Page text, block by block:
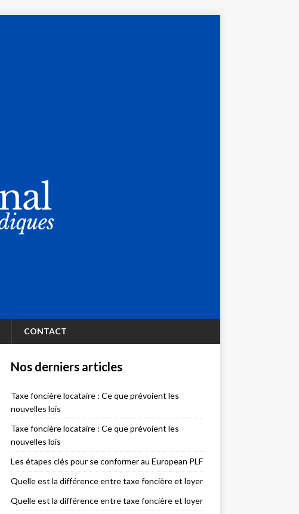
CONTACT
Nos derniers articles
Taxe foncière locataire : Ce que prévoient les
nouvelles lois
Taxe foncière locataire : Ce que prévoient les
nouvelles lois
Les étapes clés pour se conformer au European PLF
Quelle est la différence entre taxe foncière et loyer
Quelle est la différence entre taxe foncière et loyer